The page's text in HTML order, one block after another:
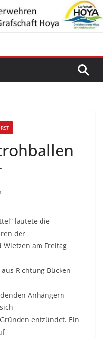
lautete die
der
Wietzen am Freitag
Richtung Bücken
Anhängern
entzündet. Ein